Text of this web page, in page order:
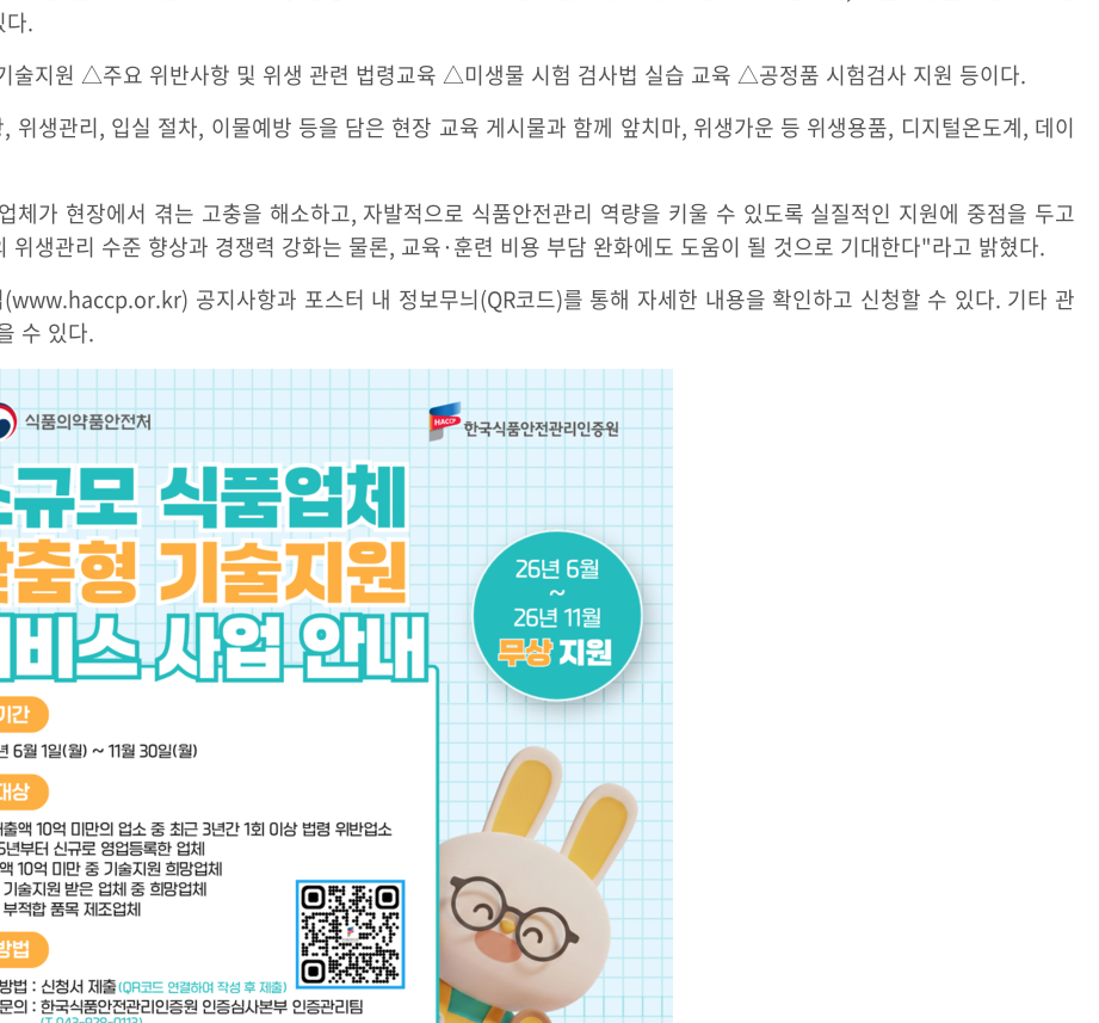
다.
술지원 △주요 위반사항 및 위생 관련 법령교육 △미생물 시험 검사법 실습 교육 △공정품 시험검사 지원 등이다.
생관리, 입실 절차, 이물예방 등을 담은 현장 교육 게시물과 함께 앞치마, 위생가운 등 위생용품, 디지털온도계, 데이
가 현장에서 겪는 고충을 해소하고, 자발적으로 식품안전관리 역량을 키울 수 있도록 실질적인 지원에 중점을 두고
생관리 수준 향상과 경쟁력 강화는 물론, 교육·훈련 비용 부담 완화에도 도움이 될 것으로 기대한다"라고 밝혔다.
공지사항과 포스터 내 정보무늬(QR코드)를 통해 자세한 내용을 확인하고 신청할 수 있다. 기타 관
수 있다.​